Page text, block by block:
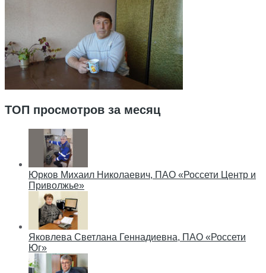
ТОП просмотров за месяц
Юрков Михаил Николаевич, ПАО «Россети Центр и
Приволжье»
Яковлева Светлана Геннадиевна, ПАО «Россети
Юг»